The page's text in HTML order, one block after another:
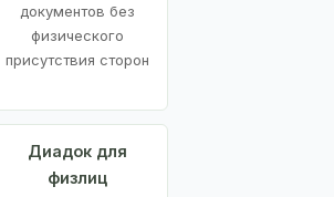
документов без
физического
присутствия сторон
Диадок для
физлиц